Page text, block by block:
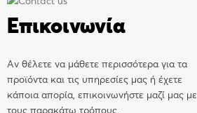
Επικοινωνία
Αν θέλετε να μάθετε περισσότερα για τα
προϊόντα και τις υπηρεσίες μας ή έχετε
κάποια απορία, επικοινωνήστε μαζί μας με
τους παρακάτω τρόπους.